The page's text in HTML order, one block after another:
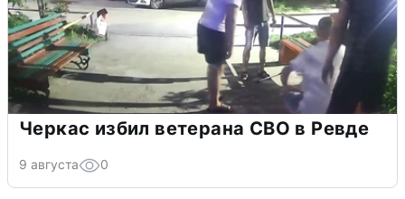
Черкас избил ветерана СВО в Ревде
9 августа 0